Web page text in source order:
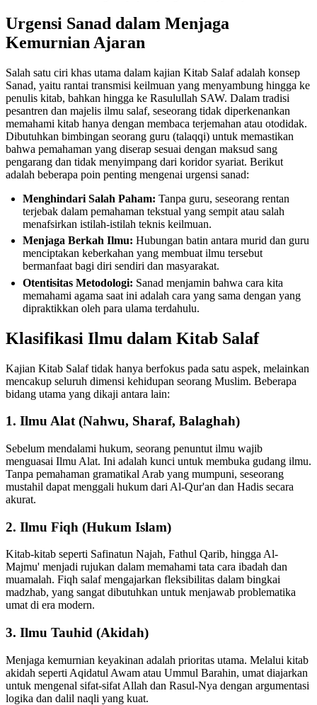
Urgensi Sanad dalam Menjaga
Kemurnian Ajaran
Salah satu ciri khas utama dalam kajian Kitab Salaf adalah konsep
Sanad, yaitu rantai transmisi keilmuan yang menyambung hingga ke
penulis kitab, bahkan hingga ke Rasulullah SAW. Dalam tradisi
pesantren dan majelis ilmu salaf, seseorang tidak diperkenankan
memahami kitab hanya dengan membaca terjemahan atau otodidak.
Dibutuhkan bimbingan seorang guru (talaqqi) untuk memastikan
bahwa pemahaman yang diserap sesuai dengan maksud sang
pengarang dan tidak menyimpang dari koridor syariat. Berikut
adalah beberapa poin penting mengenai urgensi sanad:
Menghindari Salah Paham: Tanpa guru, seseorang rentan
terjebak dalam pemahaman tekstual yang sempit atau salah
menafsirkan istilah-istilah teknis keilmuan.
Menjaga Berkah Ilmu: Hubungan batin antara murid dan guru
menciptakan keberkahan yang membuat ilmu tersebut
bermanfaat bagi diri sendiri dan masyarakat.
Otentisitas Metodologi: Sanad menjamin bahwa cara kita
memahami agama saat ini adalah cara yang sama dengan yang
dipraktikkan oleh para ulama terdahulu.
Klasifikasi Ilmu dalam Kitab Salaf
Kajian Kitab Salaf tidak hanya berfokus pada satu aspek, melainkan
mencakup seluruh dimensi kehidupan seorang Muslim. Beberapa
bidang utama yang dikaji antara lain:
1. Ilmu Alat (Nahwu, Sharaf, Balaghah)
Sebelum mendalami hukum, seorang penuntut ilmu wajib
menguasai Ilmu Alat. Ini adalah kunci untuk membuka gudang ilmu.
Tanpa pemahaman gramatikal Arab yang mumpuni, seseorang
mustahil dapat menggali hukum dari Al-Qur'an dan Hadis secara
akurat.
2. Ilmu Fiqh (Hukum Islam)
Kitab-kitab seperti Safinatun Najah, Fathul Qarib, hingga Al-
Majmu' menjadi rujukan dalam memahami tata cara ibadah dan
muamalah. Fiqh salaf mengajarkan fleksibilitas dalam bingkai
madzhab, yang sangat dibutuhkan untuk menjawab problematika
umat di era modern.
3. Ilmu Tauhid (Akidah)
Menjaga kemurnian keyakinan adalah prioritas utama. Melalui kitab
akidah seperti Aqidatul Awam atau Ummul Barahin, umat diajarkan
untuk mengenal sifat-sifat Allah dan Rasul-Nya dengan argumentasi
logika dan dalil naqli yang kuat.